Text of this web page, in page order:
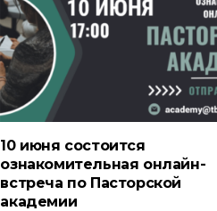
10 июня состоится
ознакомительная онлайн-
встреча по Пасторской
академии